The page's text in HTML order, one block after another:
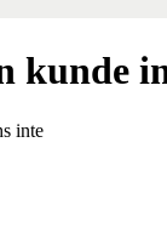
kunde
inte